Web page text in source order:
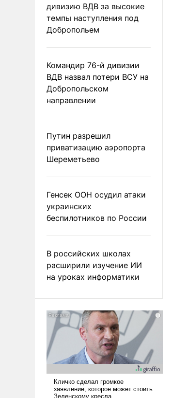
дивизию ВДВ за высокие
темпы наступления под
Добропольем
Командир 76-й дивизии
ВДВ назвал потери ВСУ на
Добропольском
направлении
Путин разрешил
приватизацию аэропорта
Шереметьево
Генсек ООН осудил атаки
украинских
беспилотников по России
В российских школах
расширили изучение ИИ
на уроках информатики